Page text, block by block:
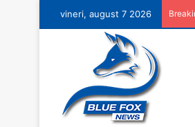
vineri, august 7 2026